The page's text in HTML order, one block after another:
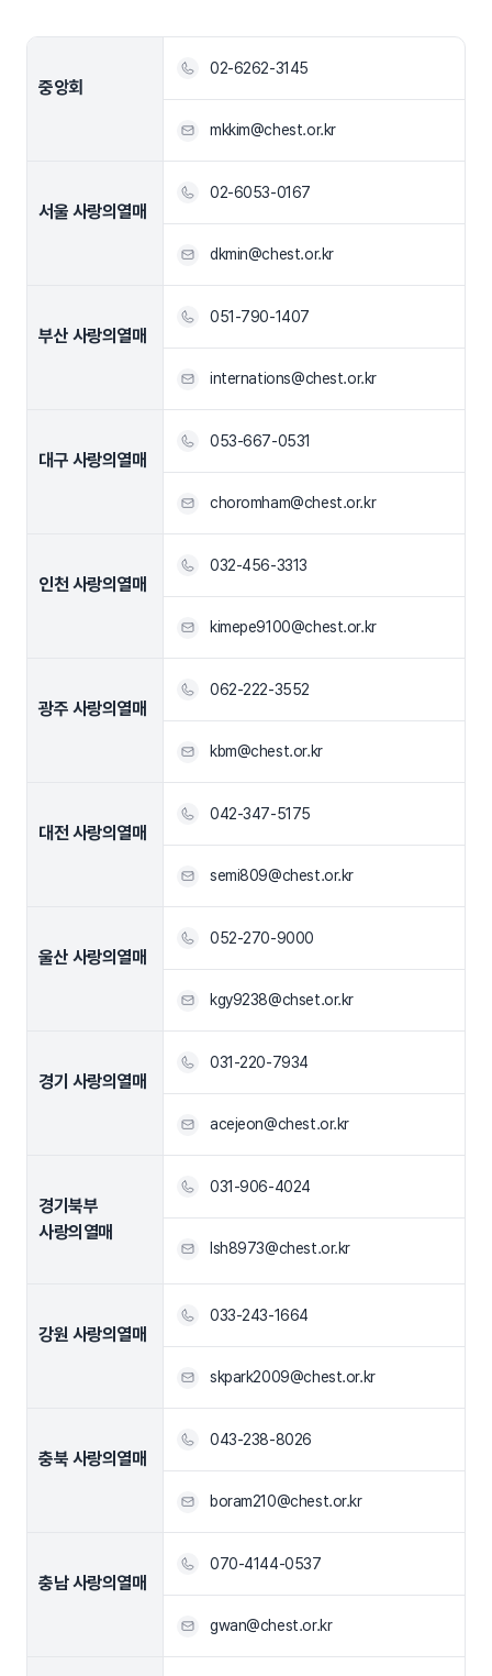
중앙회
02-6262-3145
mkkim@chest.or.kr
서울 사랑의열매
02-6053-0167
dkmin@chest.or.kr
부산 사랑의열매
051-790-1407
internations@chest.or.kr
대구 사랑의열매
053-667-0531
choromham@chest.or.kr
인천 사랑의열매
032-456-3313
kimepe9100@chest.or.kr
광주 사랑의열매
062-222-3552
kbm@chest.or.kr
대전 사랑의열매
042-347-5175
semi809@chest.or.kr
울산 사랑의열매
052-270-9000
kgy9238@chset.or.kr
경기 사랑의열매
031-220-7934
acejeon@chest.or.kr
경기북부
사랑의열매
031-906-4024
lsh8973@chest.or.kr
강원 사랑의열매
033-243-1664
skpark2009@chest.or.kr
충북 사랑의열매
043-238-8026
boram210@chest.or.kr
충남 사랑의열매
070-4144-0537
gwan@chest.or.kr